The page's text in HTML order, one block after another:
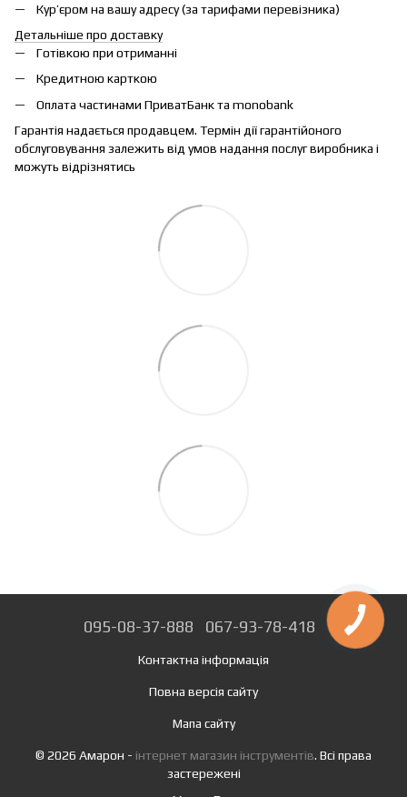
Кур’єром на вашу адресу (за тарифами перевізника)
Детальніше про доставку
Готівкою при отриманні
Кредитною карткою
Оплата частинами ПриватБанк та monobank
Гарантія надається продавцем. Термін дії гарантійоного
обслуговування залежить від умов надання послуг виробника і
можуть відрізнятись
095-08-37-888 067-93-78-418
Контактна інформація
Повна версія сайту
Мапа сайту
© 2026 Амарон - інтернет магазин інструментів. Всі права
застережені